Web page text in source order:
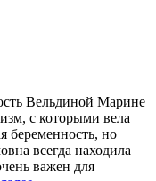
Вельдиной Марине
с которыми вела
беременность, но
всегда находила
важен для